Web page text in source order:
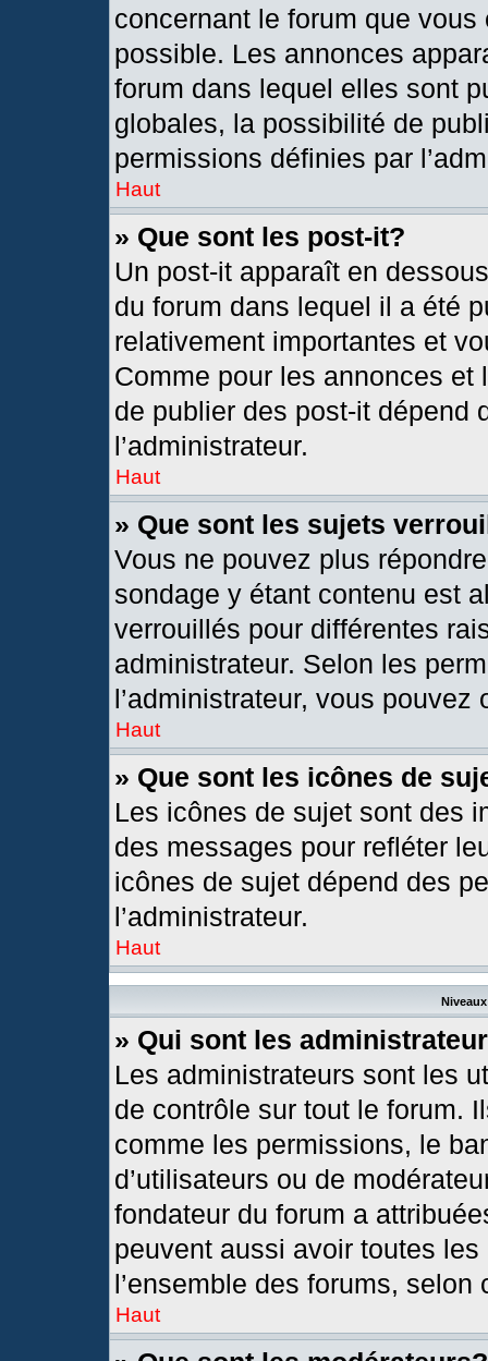
concernant le forum que
possible. Les annonces
forum dans lequel elles sont
globales, la possibilité de
permissions définies par
Haut
» Que sont les post-it?
Un post-it apparaît en
du forum dans lequel il a été
relativement importantes et
Comme pour les annonces
de publier des post-it dépend
l’administrateur.
Haut
» Que sont les sujets
Vous ne pouvez plus
sondage y étant contenu est
verrouillés pour différentes
administrateur. Selon les
l’administrateur, vous
Haut
» Que sont les icônes de
Les icônes de sujet sont des
des messages pour refléter
icônes de sujet dépend des
l’administrateur.
Haut
» Qui sont les
Les administrateurs sont les
de contrôle sur tout le forum.
comme les permissions, le
d’utilisateurs ou de
fondateur du forum a
peuvent aussi avoir toutes
l’ensemble des forums,
Haut